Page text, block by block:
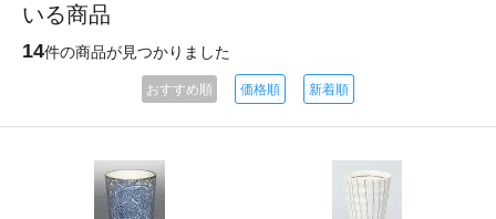
いる商品
14件の商品が見つかりました
おすすめ順 価格順 新着順